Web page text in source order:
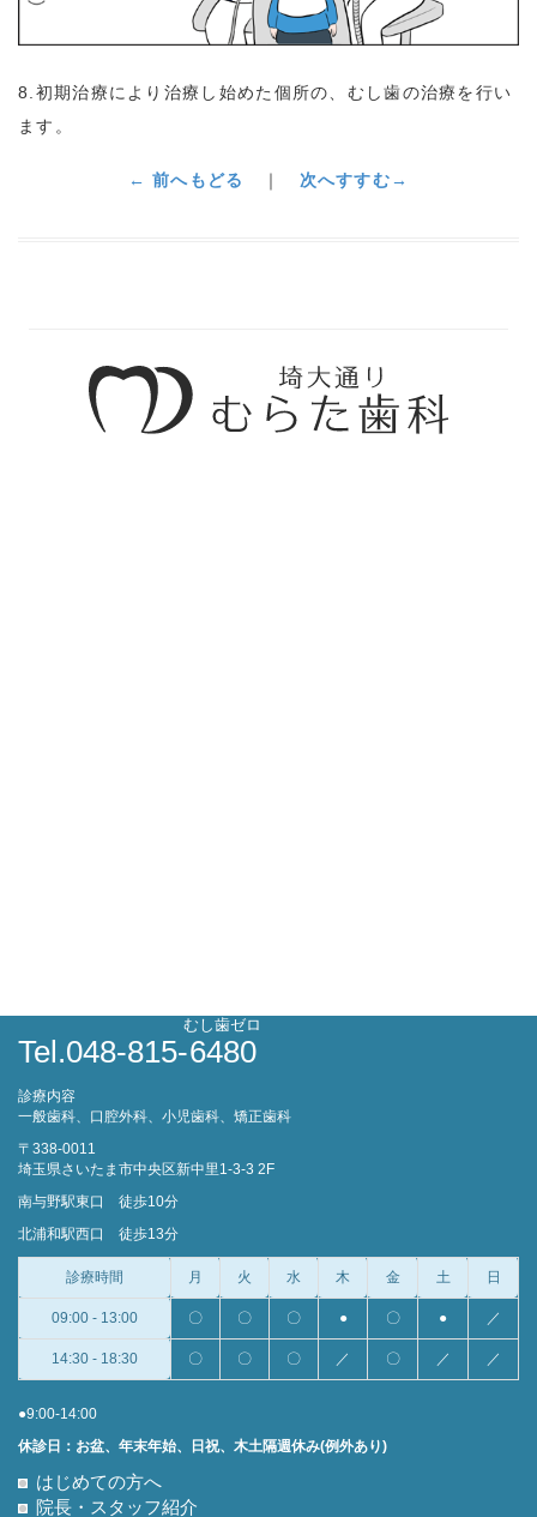
8.初期治療により治療し始めた個所の、むし歯の治療を行い
ます。
← 前へもどる ｜ 次へすすむ→
Tel.048-815-6480
むし歯ゼロ
診療内容
一般歯科、口腔外科、小児歯科、矯正歯科
〒338-0011
埼玉県さいたま市中央区新中里1-3-3 2F
南与野駅東口 徒歩10分
北浦和駅西口 徒歩13分
診療時間 月 火 水 木 金 土 日
09:00 - 13:00 〇 〇 〇 ● 〇 ● ／
14:30 - 18:30 〇 〇 〇 ／ 〇 ／ ／
●9:00-14:00
休診日：お盆、年末年始、日祝、木土隔週休み(例外あり)
はじめての方へ
院長・スタッフ紹介